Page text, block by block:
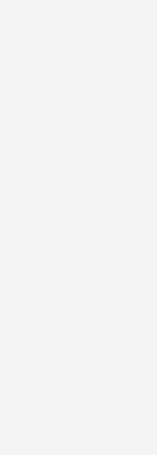
kann sich viele
und
in die
gefüllt, um auch
warmes Haus zu